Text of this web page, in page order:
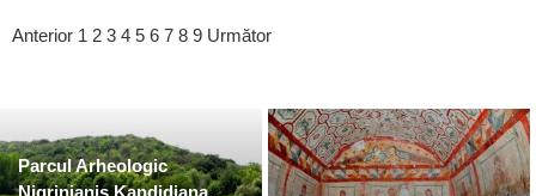
Anterior 1 2 3 4 5 6 7 8 9 Următor
Parcul Arheologic
Nigrinianis Kandidiana,